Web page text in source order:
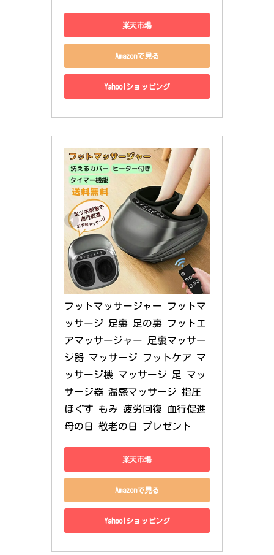
楽天市場
Amazonで見る
Yahoo!ショッピング
フットマッサージャー フットマ
ッサージ 足裏 足の裏 フットエ
アマッサージャー 足裏マッサー
ジ器 マッサージ フットケア マ
ッサージ機 マッサージ 足 マッ
サージ器 温感マッサージ 指圧
ほぐす もみ 疲労回復 血行促進
母の日 敬老の日 プレゼント
楽天市場
Amazonで見る
Yahoo!ショッピング